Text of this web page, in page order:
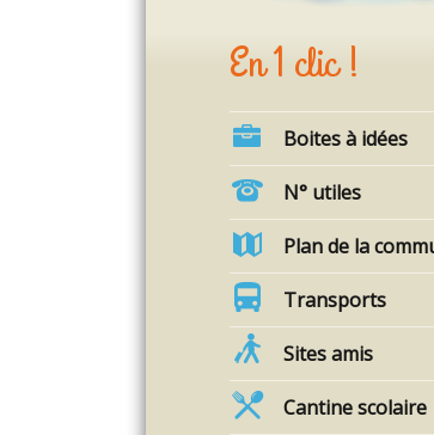
En 1 clic !
Boites à idées
N° utiles
Plan de la
Transports
Sites amis
Cantine scolaire